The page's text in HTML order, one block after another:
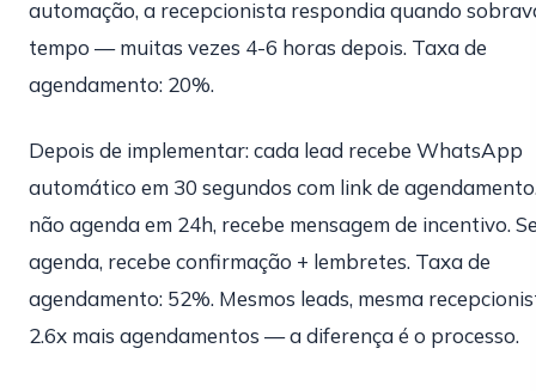
automação, a recepcionista respondia quando
tempo — muitas vezes 4-6 horas depois. Taxa de
agendamento: 20%.
Depois de implementar: cada lead recebe WhatsApp
automático em 30 segundos com link de
não agenda em 24h, recebe mensagem de incentivo.
agenda, recebe confirmação + lembretes. Taxa de
agendamento: 52%. Mesmos leads, mesma
2.6x mais agendamentos — a diferença é o processo.